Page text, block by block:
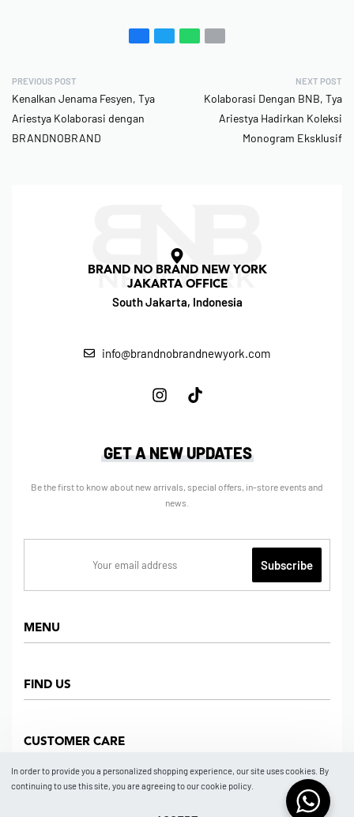
PREVIOUS POST
Kenalkan Jenama Fesyen, Tya
Ariestya Kolaborasi dengan
BRANDNOBRAND
NEXT POST
Kolaborasi Dengan BNB, Tya
Ariestya Hadirkan Koleksi
Monogram Eksklusif
BRAND NO BRAND NEW YORK
JAKARTA OFFICE
South Jakarta, Indonesia
info@brandnobrandnewyork.com
MENU
Shop
Find Us
Contact
CUSTOMER CARE
FAQ
FIND US
Marketplace
GET A NEW UPDATES
Be the first to know about new arrivals, special offers, in-store events and
news.
In order to provide you a personalized shopping experience, our site uses cookies. By
continuing to use this site, you are agreeing to our cookie policy.